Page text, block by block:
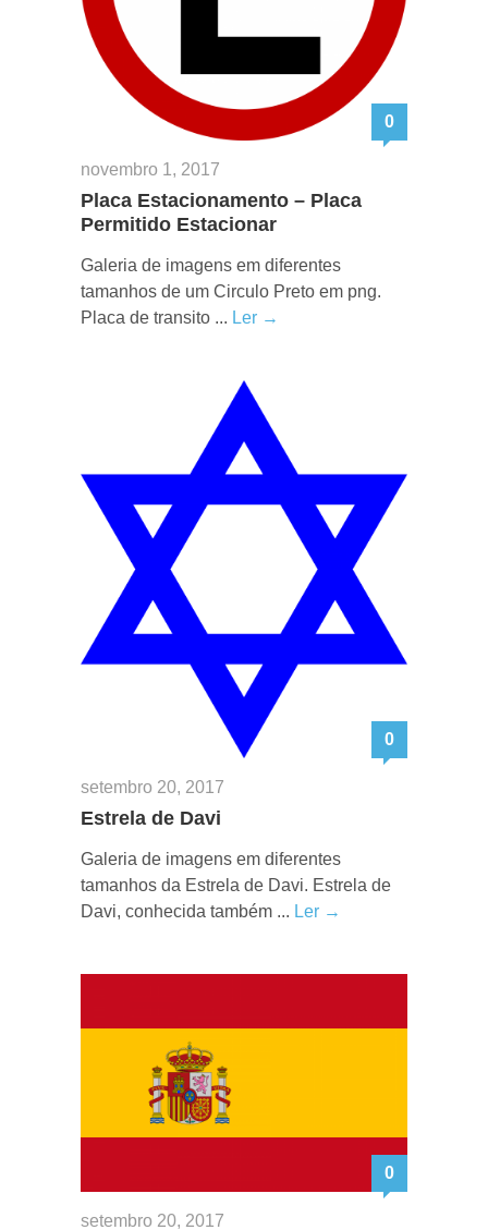
0
novembro 1, 2017
Placa Estacionamento – Placa
Permitido Estacionar
Galeria de imagens em diferentes
tamanhos de um Circulo Preto em png.
Placa de transito ... Ler →
0
setembro 20, 2017
Estrela de Davi
Galeria de imagens em diferentes
tamanhos da Estrela de Davi. Estrela de
Davi, conhecida também ... Ler →
0
setembro 20, 2017